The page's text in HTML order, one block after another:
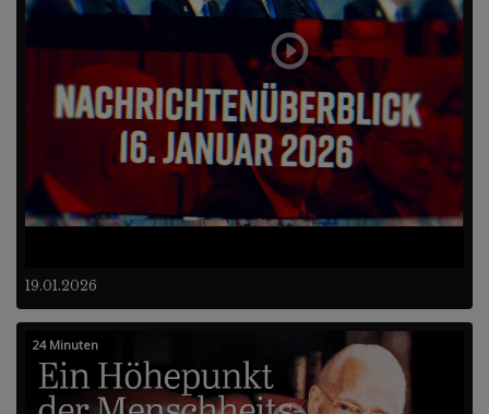
19.01.2026
24 Minuten